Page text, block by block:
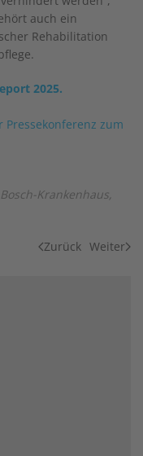
auch ein
Rehabilitation
2025.
zum
Krankenhaus,
Zurück Weiter